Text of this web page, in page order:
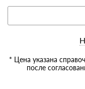
* Цена указана
после